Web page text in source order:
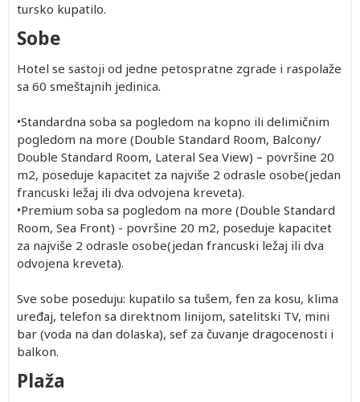
tursko kupatilo.
Sobe
Hotel se sastoji od jedne petospratne zgrade i raspolaže
sa 60 smeštajnih jedinica.
•Standardna soba sa pogledom na kopno ili delimičnim
pogledom na more (Double Standard Room, Balcony/
Double Standard Room, Lateral Sea View) – površine 20
m2, poseduje kapacitet za najviše 2 odrasle osobe(jedan
francuski ležaj ili dva odvojena kreveta).
•Premium soba sa pogledom na more (Double Standard
Room, Sea Front) - površine 20 m2, poseduje kapacitet
za najviše 2 odrasle osobe(jedan francuski ležaj ili dva
odvojena kreveta).
Sve sobe poseduju: kupatilo sa tušem, fen za kosu, klima
uređaj, telefon sa direktnom linijom, satelitski TV, mini
bar (voda na dan dolaska), sef za čuvanje dragocenosti i
balkon.
Plaža